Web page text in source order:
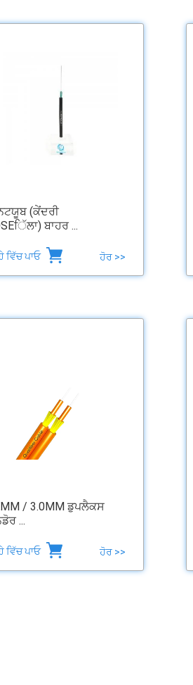
(ਕੇਂਦਰੀ
ਬਾਹਰ ...
ਵਿੱਚ ਪਾਓ ਹੋਰ >>
/ 3.0MM ਡੁਪਲੈਕਸ
...
ਵਿੱਚ ਪਾਓ ਹੋਰ >>